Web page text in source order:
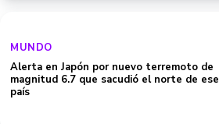
MUNDO
Alerta en Japón por nuevo terremoto de
magnitud 6.7 que sacudió el norte de ese
país